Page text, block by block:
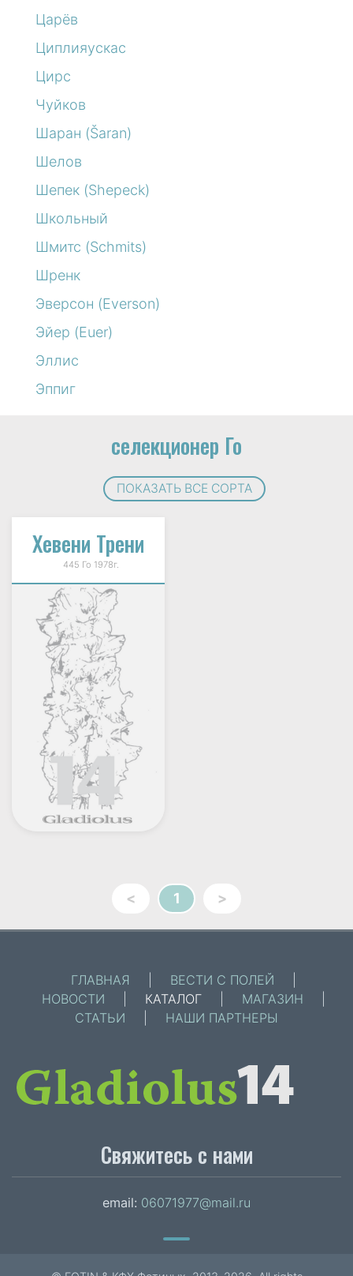
Царёв
Циплияускас
Цирс
Чуйков
Шаран (Šaran)
Шелов
Шепек (Shepeck)
Школьный
Шмитс (Schmits)
Шренк
Эверсон (Everson)
Эйер (Euer)
Эллис
Эппиг
селекционер Го
ПОКАЗАТЬ ВСЕ СОРТА
Хевени Трени
445 Го 1978г.
< 1 >
ГЛАВНАЯ ВЕСТИ С ПОЛЕЙ
НОВОСТИ
КАТАЛОГ МАГАЗИН
СТАТЬИ
НАШИ ПАРТНЕРЫ
Свяжитесь с нами
email: 06071977@mail.ru